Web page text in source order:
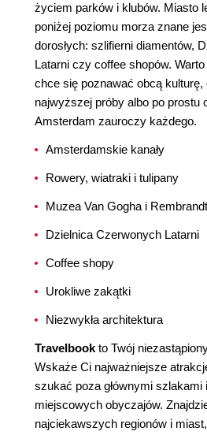
życiem parków i klubów. Miasto
poniżej poziomu morza znane
dorosłych: szlifierni diamentów,
Latarni czy coffee shopów.
chce się poznawać obcą
najwyższej próby albo po prostu
Amsterdam zauroczy każdego.
Amsterdamskie kanały
Rowery, wiatraki i tulipany
Muzea Van Gogha i
Dzielnica Czerwonych Latarni
Coffee shopy
Urokliwe zakątki
Niezwykła architektura
Travelbook to Twój
Wskaże Ci najważniejsze
szukać poza głównymi
miejscowych obyczajów.
najciekawszych regionów i